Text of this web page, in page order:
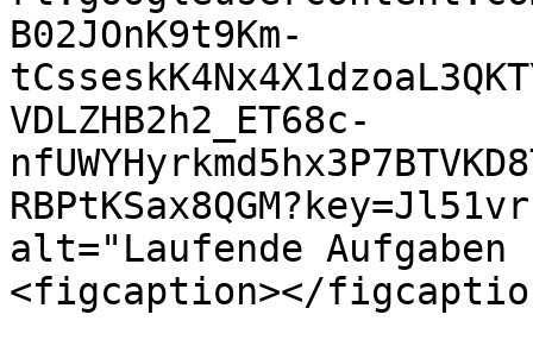
B02JOnK9t9Km-
VDLZHB2h2_ET68c-
alt="Laufende
<figcaption></